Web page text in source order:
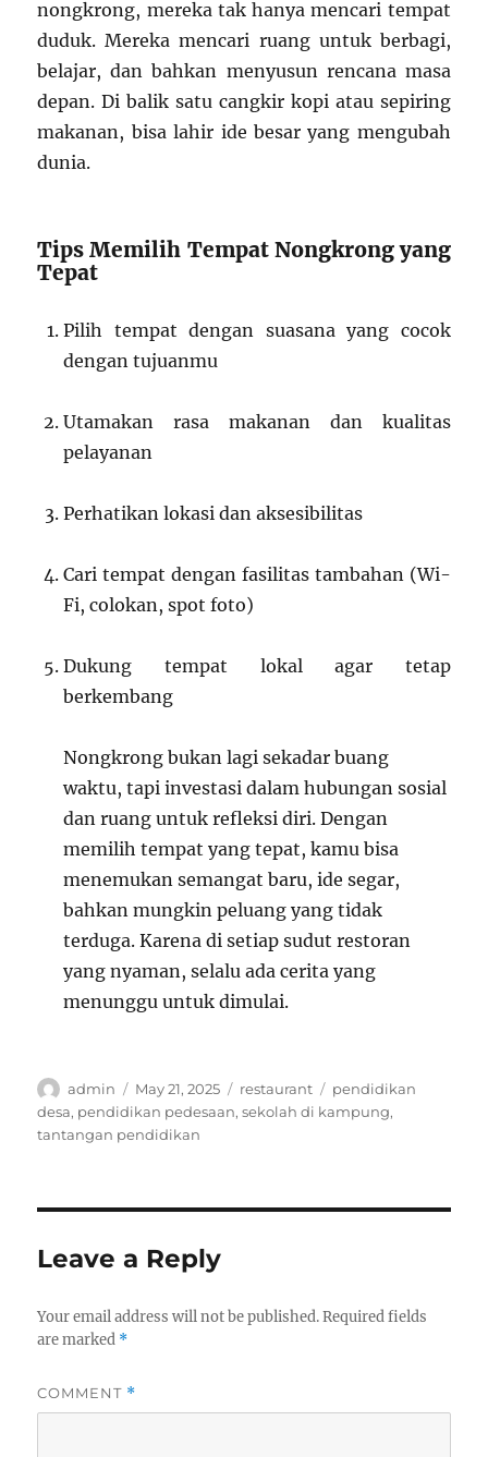
nongkrong, mereka tak hanya mencari tempat
duduk. Mereka mencari ruang untuk berbagi,
belajar, dan bahkan menyusun rencana masa
depan. Di balik satu cangkir kopi atau sepiring
makanan, bisa lahir ide besar yang mengubah
dunia.
Tips Memilih Tempat Nongkrong yang
Tepat
Pilih tempat dengan suasana yang cocok
dengan tujuanmu
Utamakan rasa makanan dan kualitas
pelayanan
Perhatikan lokasi dan aksesibilitas
Cari tempat dengan fasilitas tambahan (Wi-
Fi, colokan, spot foto)
Dukung tempat lokal agar tetap
berkembang
Nongkrong bukan lagi sekadar buang
waktu, tapi investasi dalam hubungan sosial
dan ruang untuk refleksi diri. Dengan
memilih tempat yang tepat, kamu bisa
menemukan semangat baru, ide segar,
bahkan mungkin peluang yang tidak
terduga. Karena di setiap sudut restoran
yang nyaman, selalu ada cerita yang
menunggu untuk dimulai.
Author
admin
Posted
on
May 21, 2025 Categories
restaurant Tags
pendidikan
desa, pendidikan pedesaan,sekolah di kampung,
tantangan pendidikan
Leave a Reply
Your email address will not be published. Required fields
are marked *
COMMENT *